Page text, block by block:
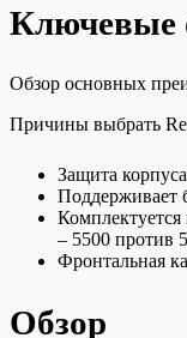
Ключевые
Обзор основных
Причины выбрать
Защита
Поддерживает
– 5500 против
Фронтальная
Обзор